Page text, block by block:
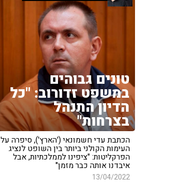
טונים גבוהים
במשפט זדורוב: "כל
הדיון התנהל
בצרחות"
הכתבת עדי חשמונאי ('הארץ'), סיפרה על
העימות הקולני ביותר בין השופט לנציג
הפרקליטות: "ציפינו לממלכתיות, אבל
איבדנו אותה כבר מזמן"
13/04/2022